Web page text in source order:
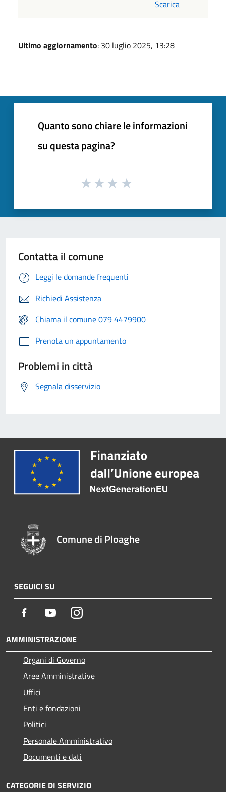
Scarica
Ultimo aggiornamento: 30 luglio 2025, 13:28
Quanto sono chiare le informazioni
su questa pagina?
Contatta il comune
Leggi le domande frequenti
Richiedi Assistenza
Chiama il comune 079 4479900
Prenota un appuntamento
Problemi in città
Segnala disservizio
Comune di Ploaghe
SEGUICI SU
Facebook YoutubeInstagram
AMMINISTRAZIONE
Organi di Governo
Aree Amministrative
Uffici
Enti e fondazioni
Politici
Personale Amministrativo
Documenti e dati
CATEGORIE DI SERVIZIO